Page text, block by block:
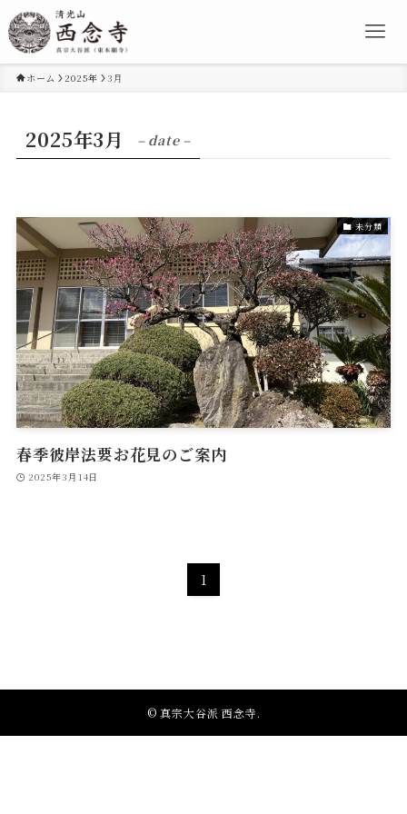
ホーム 2025年 3月
2025年3月 – date –
未分類
春季彼岸法要お花見のご案内
2025年3月14日
1
© 真宗大谷派 西念寺.